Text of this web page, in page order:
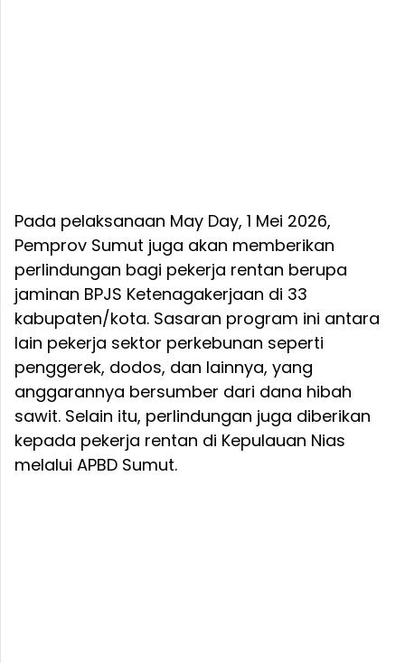
Pada pelaksanaan May Day, 1 Mei 2026,
Pemprov Sumut juga akan memberikan
perlindungan bagi pekerja rentan berupa
jaminan BPJS Ketenagakerjaan di 33
kabupaten/kota. Sasaran program ini antara
lain pekerja sektor perkebunan seperti
penggerek, dodos, dan lainnya, yang
anggarannya bersumber dari dana hibah
sawit. Selain itu, perlindungan juga diberikan
kepada pekerja rentan di Kepulauan Nias
melalui APBD Sumut.